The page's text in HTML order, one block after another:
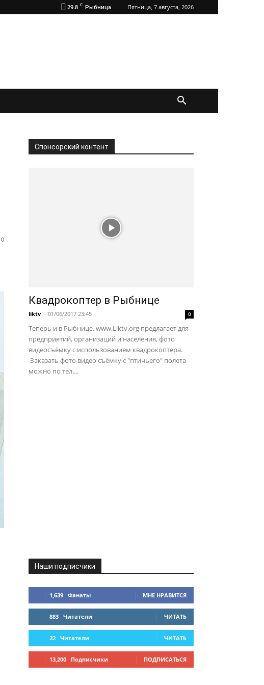
29.8 C Рыбница Пятница, 7 августа, 2026
0
Спонсорский контент
Квадрокоптер в Рыбнице
liktv - 01/06/2017 23:45 0
Теперь и в Рыбнице. www.Liktv.org предлагает для
предприятий, организаций и населения, фото
видеосъёмку с использованием квадрокоптера.
Заказать фото видео съёмку с "птичьего" полета
можно по тел....
Наши подписчики
1,639 Фанаты МНЕ НРАВИТСЯ
883 Читатели ЧИТАТЬ
22 Читатели ЧИТАТЬ
13,200 Подписчики ПОДПИСАТЬСЯ